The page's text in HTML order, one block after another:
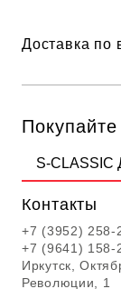
Доставка по
S-
Контакты
+7 (3952) 258-
+7 (9641) 158-
Иркутск,
Революции, 1